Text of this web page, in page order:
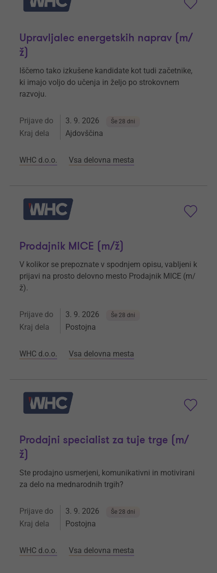
Upravljalec energetskih naprav (m/
ž)
Iščemo tako izkušene kandidate kot tudi začetnike,
ki imajo voljo do učenja in željo po strokovnem
razvoju.
Prijave do 3. 9. 2026 Še 28 dni
Kraj dela Ajdovščina
WHC d.o.o. Vsa delovna mesta
Prodajnik MICE (m/ž)
V kolikor se prepoznate v spodnjem opisu, vabljeni k
prijavi na prosto delovno mesto Prodajnik MICE (m/
ž).
Prijave do 3. 9. 2026 Še 28 dni
Kraj dela Postojna
WHC d.o.o. Vsa delovna mesta
Prodajni specialist za tuje trge (m/
ž)
Ste prodajno usmerjeni, komunikativni in motivirani
za delo na mednarodnih trgih?
Prijave do 3. 9. 2026 Še 28 dni
Kraj dela Postojna
WHC d.o.o. Vsa delovna mesta